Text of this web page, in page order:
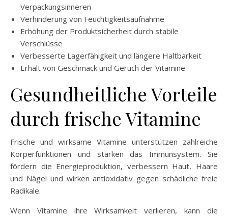
Verpackungsinneren
Verhinderung von Feuchtigkeitsaufnahme
Erhöhung der Produktsicherheit durch stabile
Verschlüsse
Verbesserte Lagerfähigkeit und längere Haltbarkeit
Erhalt von Geschmack und Geruch der Vitamine
Gesundheitliche Vorteile
durch frische Vitamine
Frische und wirksame Vitamine unterstützen zahlreiche
Körperfunktionen und stärken das Immunsystem. Sie
fördern die Energieproduktion, verbessern Haut, Haare
und Nägel und wirken antioxidativ gegen schädliche freie
Radikale.
Wenn Vitamine ihre Wirksamkeit verlieren, kann die